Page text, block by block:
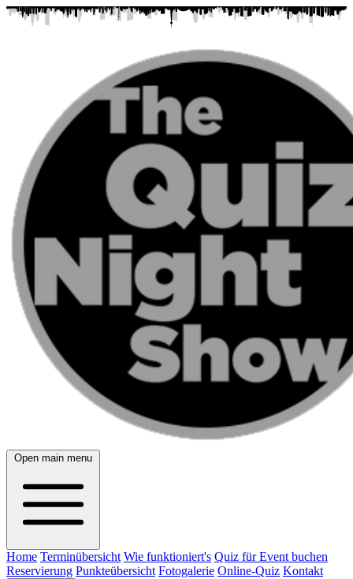
Open main menu
Home Terminübersicht Wie funktioniert's Quiz für Event buchen
Reservierung Punkteübersicht Fotogalerie Online-Quiz Kontakt